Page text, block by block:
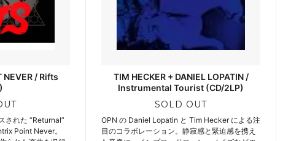
NEVER / Rifts
された “Returnal”
Point Never。
TIM HECKER + DANIEL LOPATIN /
Instrumental Tourist (CD/2LP)
SOLD OUT
OPN の Daniel Lopatin と Tim Hecker による注
目のコラボレーション。静寂感と緊迫感を携え